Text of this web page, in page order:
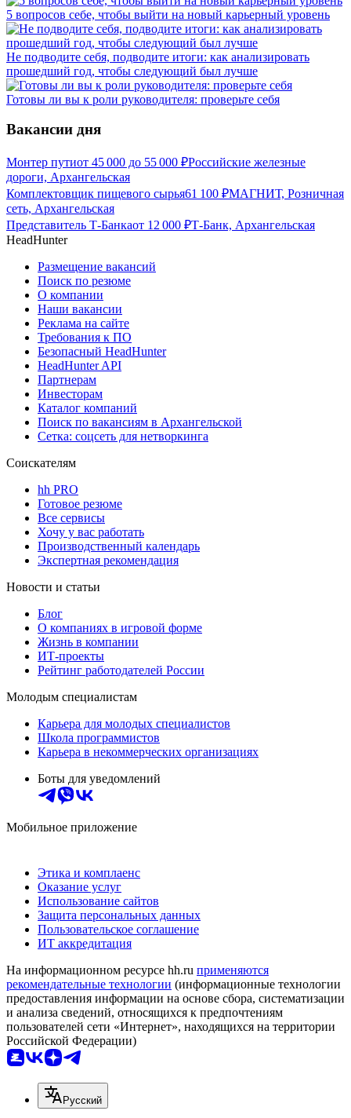
5 вопросов себе, чтобы выйти на новый карьерный уровень
Не подводите себя, подводите итоги: как анализировать
прошедший год, чтобы следующий был лучше
Готовы ли вы к роли руководителя: проверьте себя
Вакансии дня
Монтер путиот 45 000 до 55 000 ₽Российские железные
дороги, Архангельская
Комплектовщик пищевого сырья61 100 ₽МАГНИТ, Розничная
сеть, Архангельская
Представитель Т-Банкаот 12 000 ₽Т-Банк, Архангельская
HeadHunter
Размещение вакансий
Поиск по резюме
О компании
Наши вакансии
Реклама на сайте
Требования к ПО
Безопасный HeadHunter
HeadHunter API
Партнерам
Инвесторам
Каталог компаний
Поиск по вакансиям в Архангельской
Сетка: соцсеть для нетворкинга
Соискателям
hh PRO
Готовое резюме
Все сервисы
Хочу у вас работать
Производственный календарь
Экспертная рекомендация
Новости и статьи
Блог
О компаниях в игровой форме
Жизнь в компании
ИТ-проекты
Рейтинг работодателей России
Молодым специалистам
Карьера для молодых специалистов
Школа программистов
Карьера в некоммерческих организациях
Боты для уведомлений
Мобильное приложение
Этика и комплаенс
Оказание услуг
Использование сайтов
Защита персональных данных
Пользовательское соглашение
ИТ аккредитация
На информационном ресурсе hh.ru применяются
рекомендательные технологии (информационные технологии
предоставления информации на основе сбора, систематизации
и анализа сведений, относящихся к предпочтениям
пользователей сети «Интернет», находящихся на территории
Российской Федерации)
Русский